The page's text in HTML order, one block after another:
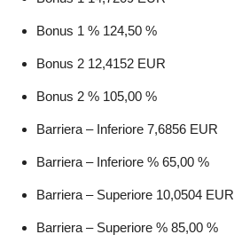
Bonus 1 % 124,50 %
Bonus 2 12,4152 EUR
Bonus 2 % 105,00 %
Barriera – Inferiore 7,6856 EUR
Barriera – Inferiore % 65,00 %
Barriera – Superiore 10,0504 EUR
Barriera – Superiore % 85,00 %